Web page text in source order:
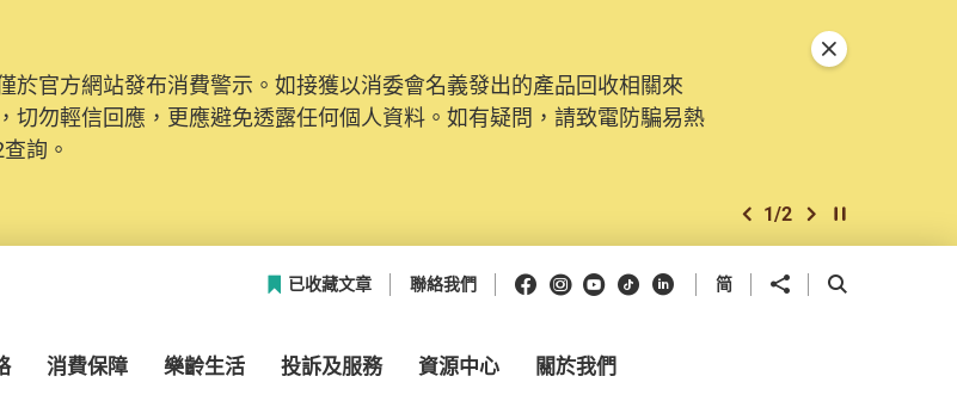
於官方網站發布消費警示。如接獲以消委會名義發出的產品回收相關來
切勿輕信回應，更應避免透露任何個人資料。如有疑問，請致電防騙易熱
詢。
上一個
1/2 下一個開始/暫停幻燈
關閉特別通告
已收藏文章 聯絡我們 Facebook
Instagram
Youtube
抖音領英 简 分享到 開啟搜尋框
消費保障 樂齡生活 投訴及服務 資源中心 關於我們